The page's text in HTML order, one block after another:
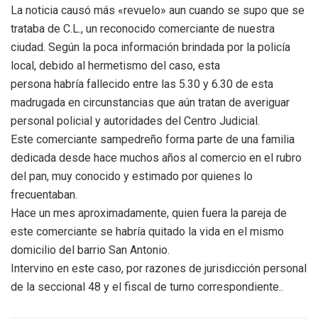
La noticia causó más «revuelo» aun cuando se supo que se
trataba de C.L., un reconocido comerciante de nuestra
ciudad. Según la poca información brindada por la policía
local, debido al hermetismo del caso, esta
persona habría fallecido entre las 5.30 y 6.30 de esta
madrugada en circunstancias que aún tratan de averiguar
personal policial y autoridades del Centro Judicial.
Este comerciante sampedreño forma parte de una familia
dedicada desde hace muchos años al comercio en el rubro
del pan, muy conocido y estimado por quienes lo
frecuentaban.
Hace un mes aproximadamente, quien fuera la pareja de
este comerciante se habría quitado la vida en el mismo
domicilio del barrio San Antonio.
Intervino en este caso, por razones de jurisdicción personal
de la seccional 48 y el fiscal de turno correspondiente..